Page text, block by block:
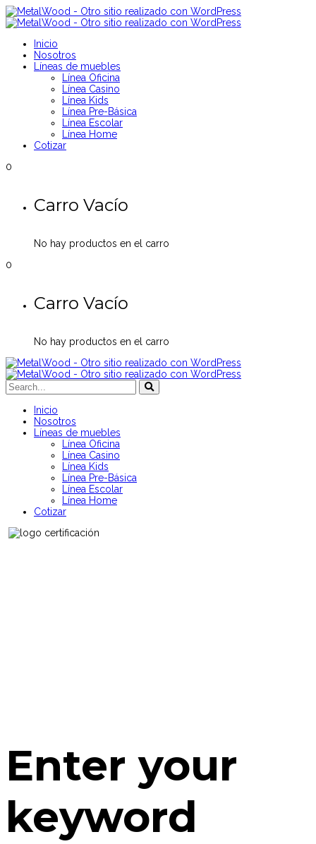
Inicio
Nosotros
Líneas de muebles
Línea Oficina
Línea Casino
Línea Kids
Línea Pre-Básica
Línea Escolar
Línea Home
Cotizar
0
Carro Vacío
No hay productos en el carro
0
Carro Vacío
No hay productos en el carro
Inicio
Nosotros
Líneas de muebles
Línea Oficina
Línea Casino
Línea Kids
Línea Pre-Básica
Línea Escolar
Línea Home
Cotizar
Enter your
keyword